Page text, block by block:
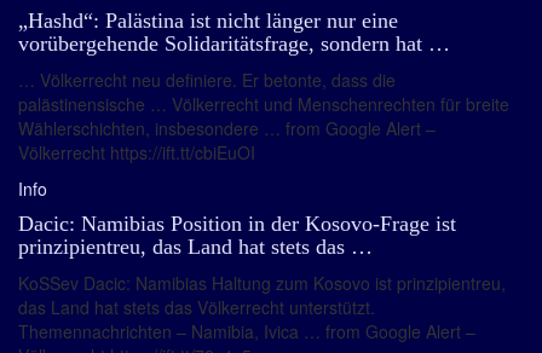
„Hashd“: Palästina ist nicht länger nur eine
vorübergehende Solidaritätsfrage, sondern hat …
… Völkerrecht neu definiere. Er betonte, dass die
palästinensische … Völkerrecht und Menschenrechten für breite
Wählerschichten, insbesondere … from Google Alert –
Völkerrecht https://ift.tt/cbiEuOI
Info
Dacic: Namibias Position in der Kosovo-Frage ist
prinzipientreu, das Land hat stets das …
KoSSev Dacic: Namibias Haltung zum Kosovo ist prinzipientreu,
das Land hat stets das Völkerrecht unterstützt.
Themennachrichten – Namibia, Ivica … from Google Alert –